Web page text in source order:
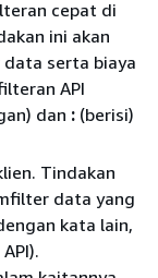
cepat di
ini akan
serta biaya
API
dan : (berisi)
Tindakan
data yang
kata lain,